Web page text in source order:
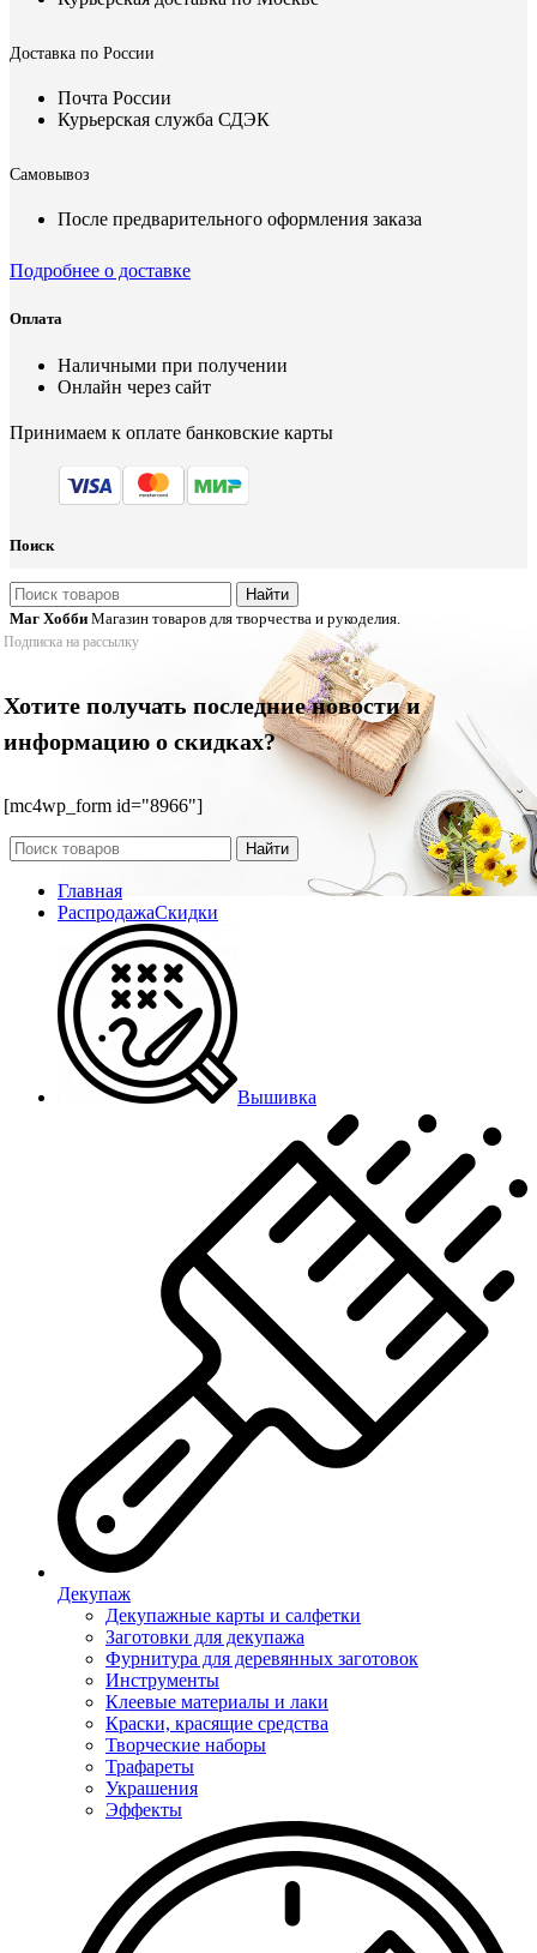
Доставка по России
Почта России
Курьерская служба СДЭК
Самовывоз
После предварительного оформления заказа
Подробнее о доставке
Оплата
Наличными при получении
Онлайн через сайт
Принимаем к оплате банковские карты
Поиск
Найти
Маг Хобби Магазин товаров для творчества и рукоделия.
Подписка на рассылку
Хотите получать последние новости и
информацию о скидках?
[mc4wp_form id="8966"]
Найти
Главная
РаспродажаСкидки
Вышивка
Декупаж
Декупажные карты и салфетки
Заготовки для декупажа
Фурнитура для деревянных заготовок
Инструменты
Клеевые материалы и лаки
Краски, красящие средства
Творческие наборы
Трафареты
Украшения
Эффекты